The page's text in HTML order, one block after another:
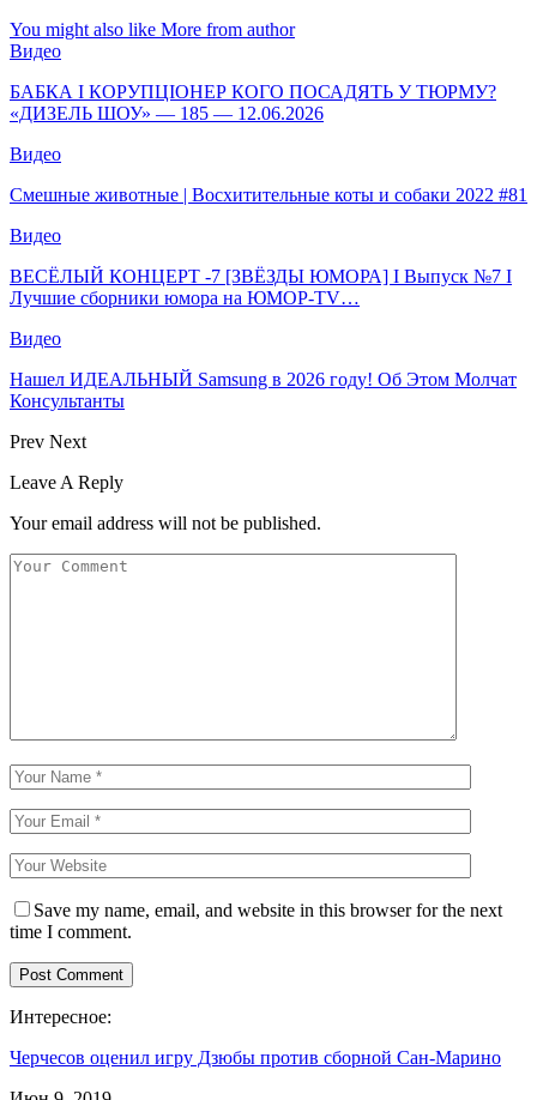
You might also like More from author
Видео
БАБКА І КОРУПЦІОНЕР КОГО ПОСАДЯТЬ У ТЮРМУ?
«ДИЗЕЛЬ ШОУ» — 185 — 12.06.2026
Видео
Смешные животные | Восхитительные коты и собаки 2022 #81
Видео
ВЕСЁЛЫЙ КОНЦЕРТ -7 [ЗВЁЗДЫ ЮМОРА] I Выпуск №7 I
Лучшие сборники юмора на ЮМОР-TV…
Видео
Нашел ИДЕАЛЬНЫЙ Samsung в 2026 году! Об Этом Молчат
Консультанты
Prev Next
Leave A Reply
Your email address will not be published.
Save my name, email, and website in this browser for the next
time I comment.
Интересное:
Черчесов оценил игру Дзюбы против сборной Сан-Марино